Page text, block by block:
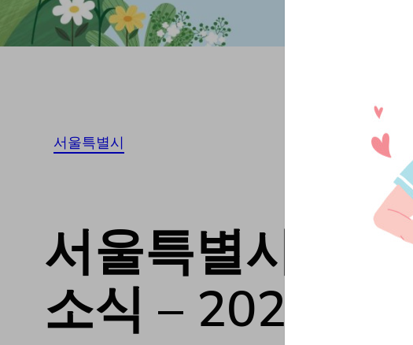
서울특별시
서울특별시성동
소식 – 20230616